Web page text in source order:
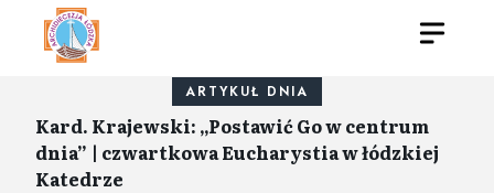
ARTYKUŁ DNIA
Kard. Krajewski: „Postawić Go w centrum
dnia” | czwartkowa Eucharystia w łódzkiej
Katedrze